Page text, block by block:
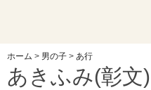
ホーム > 男の子 > あ行
あきふみ(彰文)